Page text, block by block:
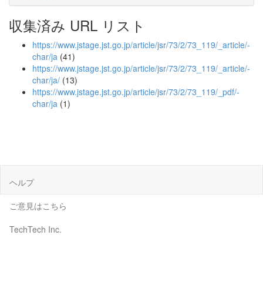
収集済み URL リスト
https://www.jstage.jst.go.jp/article/jsr/73/2/73_119/_article/-
char/ja (41)
https://www.jstage.jst.go.jp/article/jsr/73/2/73_119/_article/-
char/ja/ (13)
https://www.jstage.jst.go.jp/article/jsr/73/2/73_119/_pdf/-
char/ja (1)
ヘルプ
ご意見はこちら
TechTech Inc.